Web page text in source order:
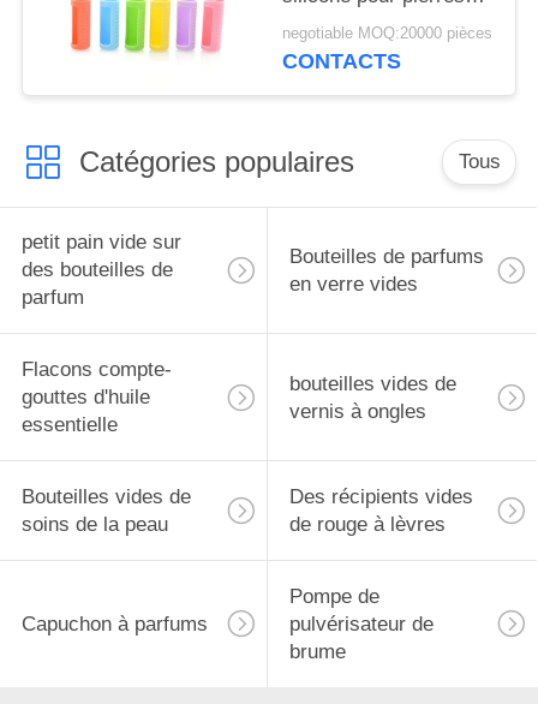
PRIVACY
POLICY
précieuses, support
pour flacons roll-on de
protection de voyage
negotiable MOQ:20000 pièces
CONTACTS
Catégories populaires Tous
petit pain vide sur
des bouteilles de
parfum
Bouteilles de parfums
en verre vides
Flacons compte-
gouttes d'huile
essentielle
bouteilles vides de
vernis à ongles
Bouteilles vides de
soins de la peau
Des récipients vides
de rouge à lèvres
Capuchon à parfums
Pompe de
pulvérisateur de
brume